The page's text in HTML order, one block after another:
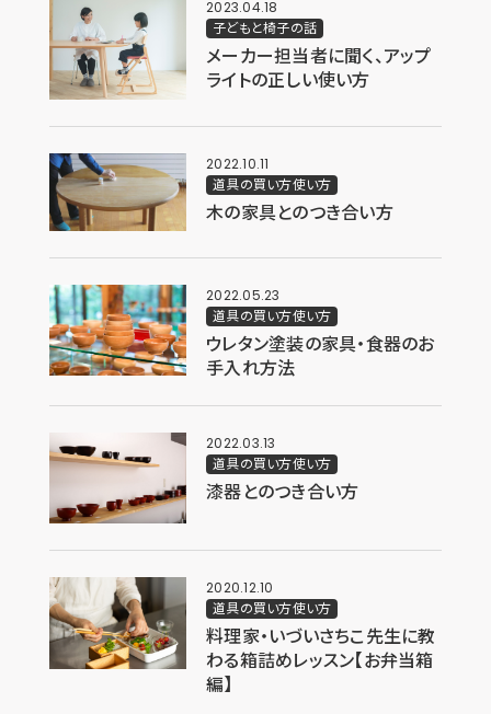
2023.04.18
子どもと椅子の話
メーカー担当者に聞く、アップ
ライトの正しい使い方
2022.10.11
道具の買い方使い方
木の家具とのつき合い方
2022.05.23
道具の買い方使い方
ウレタン塗装の家具・食器のお
手入れ方法
2022.03.13
道具の買い方使い方
漆器とのつき合い方
2020.12.10
道具の買い方使い方
料理家・いづいさちこ先生に教
わる箱詰めレッスン【お弁当箱
編】